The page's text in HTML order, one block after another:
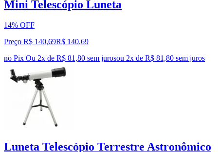
Mini Telescópio Luneta
14% OFF
Preço R$ 140,69R$ 140,69
no Pix Ou 2x de R$ 81,80 sem jurosou 2x de R$ 81,80 sem juros
Luneta Telescópio Terrestre Astronômico